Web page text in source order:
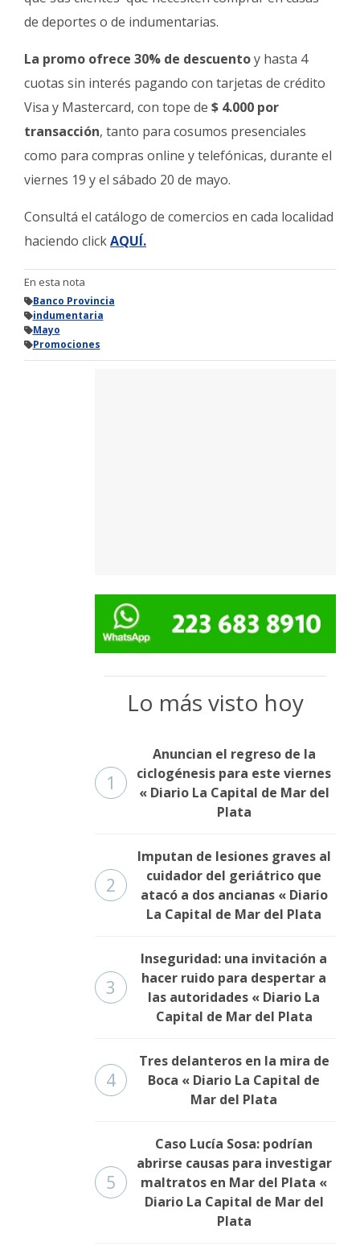
Fúnebres
de deportes o de indumentarias.
La promo ofrece 30% de descuentoy hasta 4
cuotas sin interés pagando con tarjetas de crédito
Visa y Mastercard, con tope de $ 4.000 por
transacción, tanto para cosumos presenciales
como para compras online y telefónicas, durante el
viernes 19 y el sábado 20 de mayo.
Consultá el catálogo de comercios en cada localidad
haciendo clickAQUÍ.
En esta nota
Banco Provincia
indumentaria
Mayo
Promociones
Lo más visto hoy
1
Anuncian el regreso de la
ciclogénesis para este viernes
« Diario La Capital de Mar del
Plata
2
Imputan de lesiones graves al
cuidador del geriátrico que
atacó a dos ancianas « Diario
La Capital de Mar del Plata
3
Inseguridad: una invitación a
hacer ruido para despertar a
las autoridades « Diario La
Capital de Mar del Plata
4
Tres delanteros en la mira de
Boca « Diario La Capital de
Mar del Plata
5
Caso Lucía Sosa: podrían
abrirse causas para investigar
maltratos en Mar del Plata «
Diario La Capital de Mar del
Plata